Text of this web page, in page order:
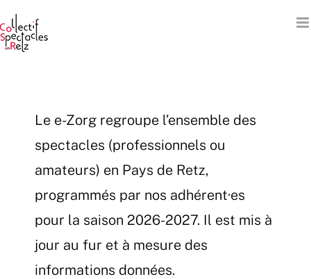
au
contenu
Le e-Zorg regroupe l’ensemble des
spectacles (professionnels ou
amateurs) en Pays de Retz,
programmés par nos adhérent·es
pour la saison 2026-2027. Il est mis à
jour au fur et à mesure des
informations données.